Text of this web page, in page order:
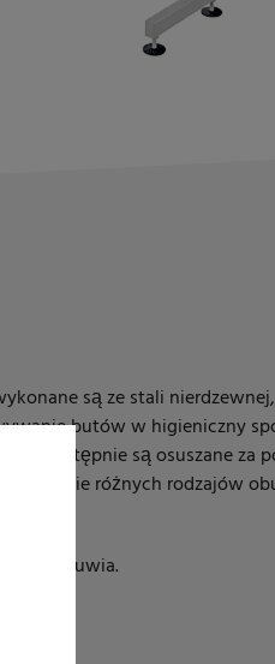
są ze stali
butów w higieniczny
a następnie są osuszane za
suszenie różnych rodzajów
obuwia.